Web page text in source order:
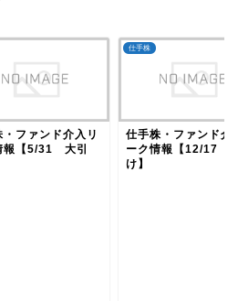
・ファンド介入リ
報【5/31 大引
仕手株
仕手株・ファンド介
ーク情報【12/17
け】